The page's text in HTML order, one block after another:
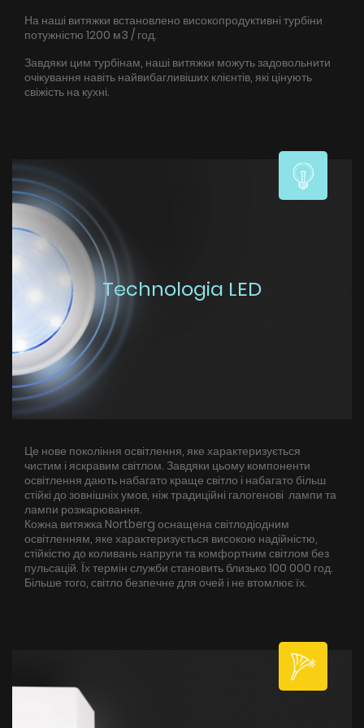
Співпраця
На наші витяжки встановлено високопродуктивні турбіни
потужністю 1200 м3 / год.
Завдяки цим турбінам, наші витяжки можуть задовольнити
очікування навіть найвибагливіших клієнтів, які цінують
свіжість на кухні.
Technologia LED
Це нове покоління освітлення, яке характеризується
чистим і яскравим світлом. Завдяки цьому компоненти
освітлення дають набагато краще світло і набагато більш
стійкі до зовнішніх умов, ніж традиційні галогенові лампи та
лампи розжарювання.
Кожна витяжка Nortberg оснащена світлодіодним
освітленням, яке характеризується високою надійністю,
стійкістю до коливань напруги та комфортним світлом без
пульсацій. Їх термін служби становить близько 100 000 год.
Більше того, світло безпечне для очей і не втомлює їх.